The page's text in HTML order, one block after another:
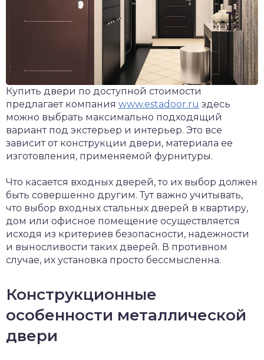
Купить двери по доступной стоимости
предлагает компания www.estadoor.ru здесь
можно выбрать максимально подходящий
вариант под экстерьер и интерьер. Это все
зависит от конструкции двери, материала ее
изготовления, применяемой фурнитуры.
Что касается входных дверей, то их выбор должен
быть совершенно другим. Тут важно учитывать,
что выбор входных стальных дверей в квартиру,
дом или офисное помещение осуществляется
исходя из критериев безопасности, надежности
и выносливости таких дверей. В противном
случае, их установка просто бессмысленна.
Конструкционные
особенности металлической
двери